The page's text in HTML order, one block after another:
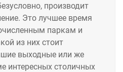
производит
Это лучшее время
паркам и
из них стоит
выходные или же
интересных столичных